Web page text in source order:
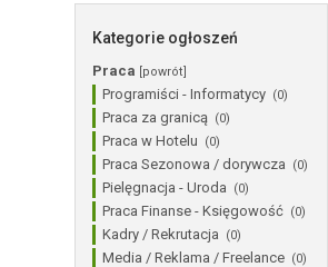
Kategorie ogłoszeń
Praca [powrót]
Programiści - Informatycy (0)
Praca za granicą (0)
Praca w Hotelu (0)
Praca Sezonowa / dorywcza (0)
Pielęgnacja - Uroda (0)
Praca Finanse - Księgowość (0)
Kadry / Rekrutacja (0)
Media / Reklama / Freelance (0)